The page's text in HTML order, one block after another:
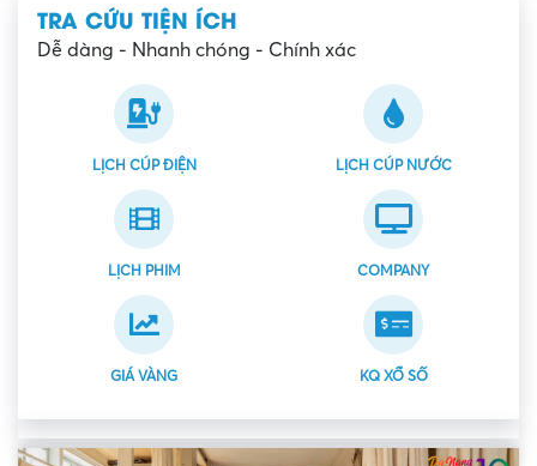
TRA CỨU TIỆN ÍCH
Dễ dàng - Nhanh chóng - Chính xác
LỊCH CÚP ĐIỆN LỊCH CÚP NƯỚC
LỊCH PHIM COMPANY
GIÁ VÀNG KQ XỔ SỐ